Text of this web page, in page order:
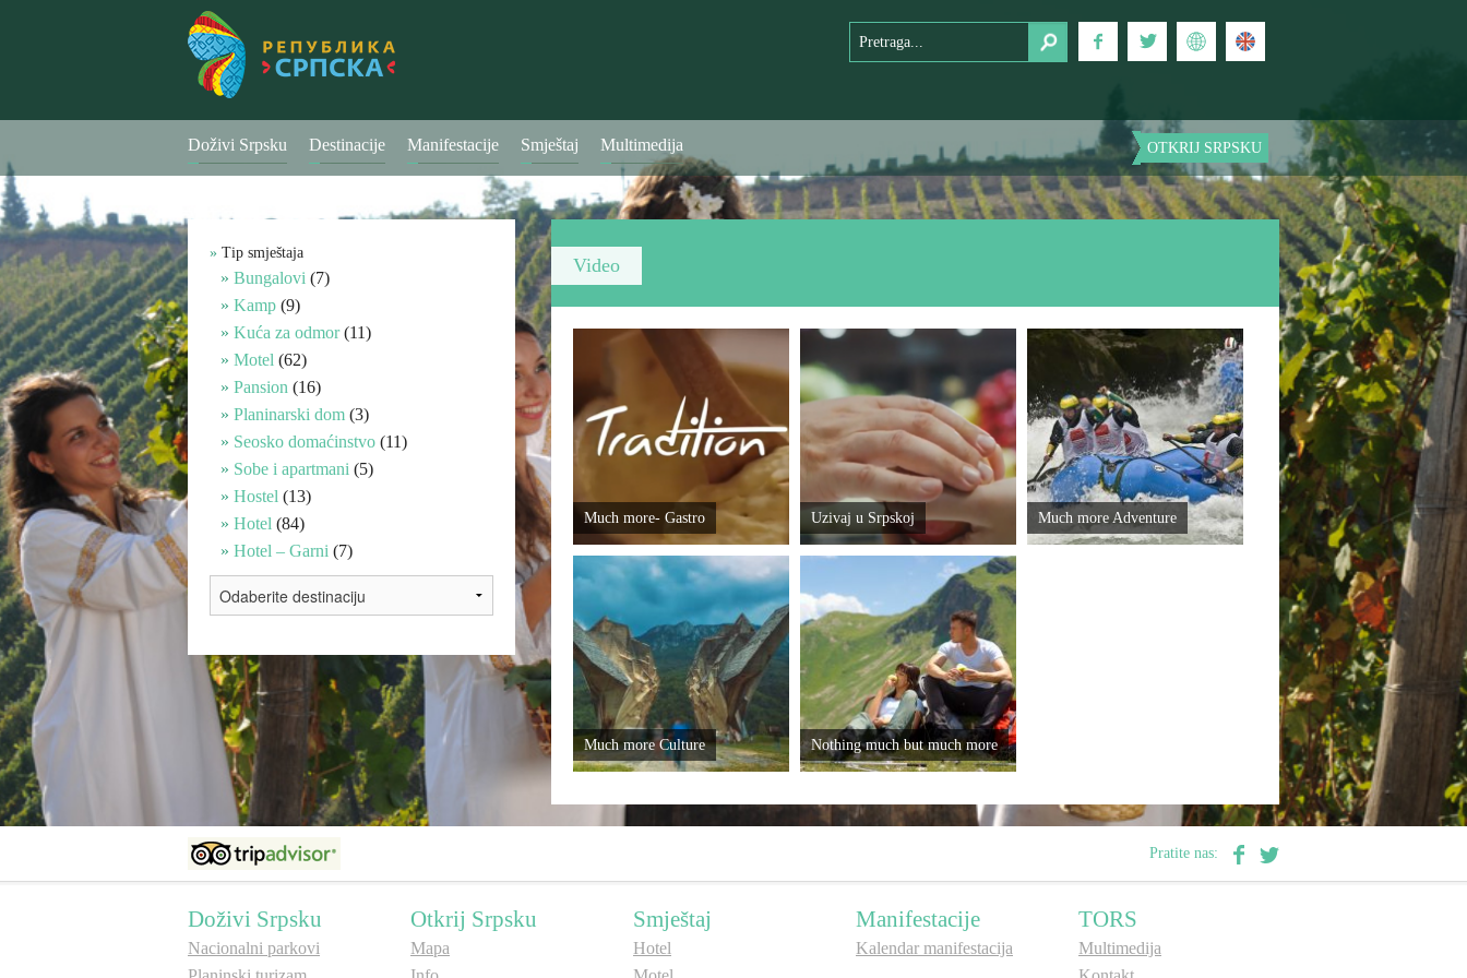
Doživi Srpsku Destinacije Manifestacije Smještaj Multimedija OTKRIJ SRPSKU
Tip smještaja
Bungalovi (7)
Kamp (9)
Kuća za odmor(11)
Motel (62)
Pansion (16)
Planinarski dom (3)
Seosko domaćinstvo (11)
Sobe i apartmani (5)
Hostel (13)
Hotel (84)
Hotel – Garni (7)
Video
Much more- Gastro Uzivaj u Srpskoj Much more Adventure
Much more Culture Nothing much but much more
Pratite nas:
Doživi Srpsku
Nacionalni parkovi
Otkrij Srpsku
Mapa
Smještaj
Hotel
Manifestacije
Kalendar manifestacija
TORS
Multimedija